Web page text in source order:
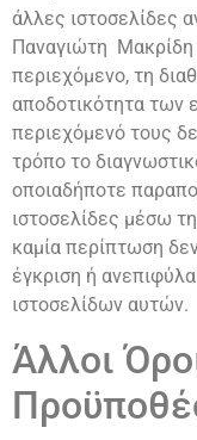
άλλες ιστοσελίδες
Παναγιώτη
περιεχόμενο, τη
αποδοτικότητα των
περιεχόμενό τους
τρόπο το
οποιαδήποτε
ιστοσελίδες μέσω
καμία περίπτωση
έγκριση ή
ιστοσελίδων αυτών.
Άλλοι